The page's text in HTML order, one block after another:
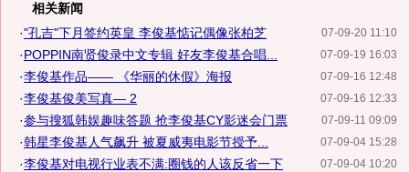
相关新闻
07-09-20 11:10
·"孔吉"下月签约英皇 李俊基惦记偶像张柏芝
07-09-19 16:03
·POPPIN南贤俊录中文专辑 好友李俊基合唱...
07-09-16 12:48
·李俊基作品—— 《华丽的休假》海报
07-09-16 12:33
·李俊基俊美写真— 2
07-09-11 09:09
·参与搜狐韩娱趣味答题 抢李俊基CY影迷会门票
07-09-04 15:28
·韩星李俊基人气飙升 被夏威夷电影节授予...
07-09-04 10:20
·李俊基对电视行业表不满:圈钱的人该反省一下